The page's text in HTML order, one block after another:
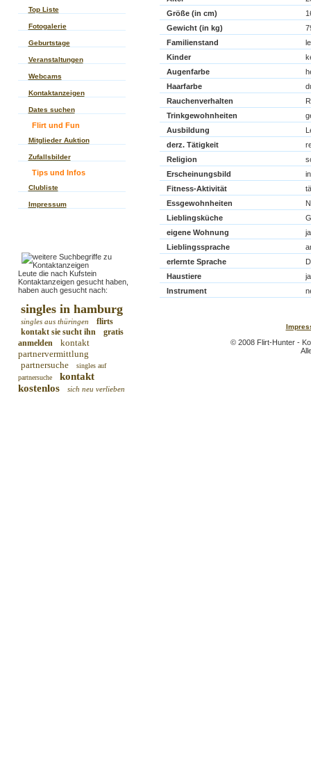
Top Liste
Fotogalerie
Geburtstage
Veranstaltungen
Webcams
Kontaktanzeigen
Dates suchen
Flirt und Fun
Mitglieder Auktion
Zufallsbilder
Tips und Infos
Clubliste
Impressum
Leute die nach Kufstein
Kontaktanzeigen gesucht haben,
haben auch gesucht nach:
singles in hamburg
singles aus thüringen
flirts
kontakt sie sucht ihn
gratis
anmelden
kontakt
partnervermittlung
partnersuche
singles auf
partnersuche
kontakt
kostenlos
sich neu verlieben
Größe (in cm)
Gewicht (in kg)
Familienstand
Kinder
Augenfarbe
Haarfarbe
Rauchenverhalten
Trinkgewohnheiten
Ausbildung
derz. Tätigkeit
Religion
Erscheinungsbild
Fitness-Aktivität
Essgewohnheiten
Lieblingsküche
eigene Wohnung
ja
Lieblingssprache
erlernte Sprache
Haustiere
ja
Instrument
© 2008 Flirt-Hunter -